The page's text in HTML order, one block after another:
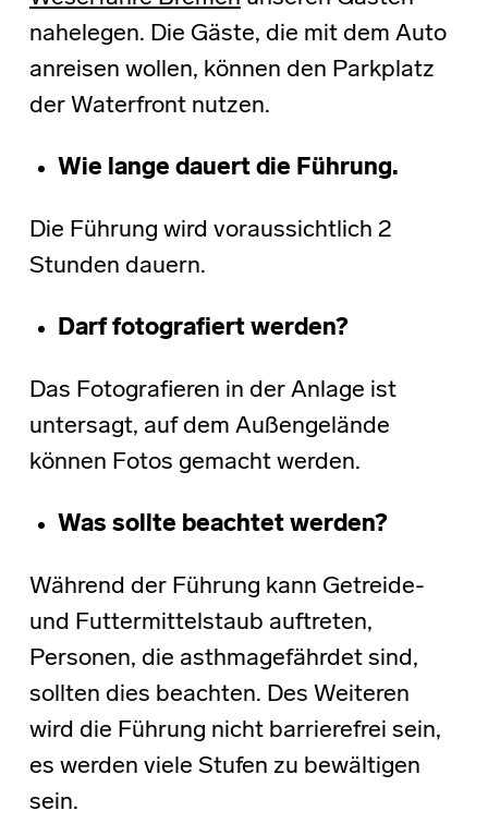
nahelegen. Die Gäste, die mit dem Auto
anreisen wollen, können den Parkplatz
der Waterfront nutzen.
Wie lange dauert die Führung.
Die Führung wird voraussichtlich 2
Stunden dauern.
Darf fotografiert werden?
Das Fotografieren in der Anlage ist
untersagt, auf dem Außengelände
können Fotos gemacht werden.
Was sollte beachtet werden?
Während der Führung kann Getreide-
und Futtermittelstaub auftreten,
Personen, die asthmagefährdet sind,
sollten dies beachten. Des Weiteren
wird die Führung nicht barrierefrei sein,
es werden viele Stufen zu bewältigen
sein.